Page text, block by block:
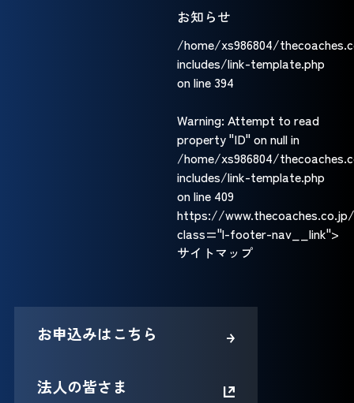
お知らせ
/home/xs986804/
includes/link-template.php
on line 394
Warning: Attempt to read
property "ID" on null in
/home/xs986804/
includes/link-template.php
on line 409
https://
class="l-footer-nav__link">
サイトマップ
お申込みはこちら
法人の皆さま